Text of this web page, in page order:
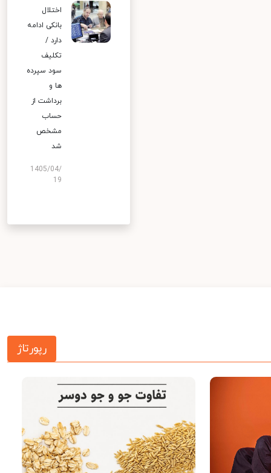
اختلال
بانکی ادامه
دارد /
تکلیف
سود سپرده
ها و
برداشت از
حساب
مشخص
شد
1405/04/
19
رپورتاژ